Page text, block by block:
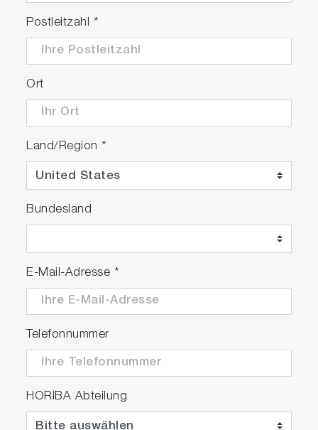
Postleitzahl *
Ort
Land/Region *
Bundesland
E-Mail-Adresse *
Telefonnummer
HORIBA Abteilung